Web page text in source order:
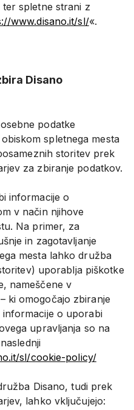
spletne strani z
www.disano.it/sl/«.
Disano
podatke
spletnega mesta
storitev prek
za zbiranje podatkov.
informacije o
v način njihove
Na primer, za
in zagotavljanje
mesta lahko družba
uporablja piškotke
nameščene v
ki omogočajo zbiranje
o uporabi
upravljanja so na
sl/cookie-policy/
Disano, tudi prek
lahko vključujejo: